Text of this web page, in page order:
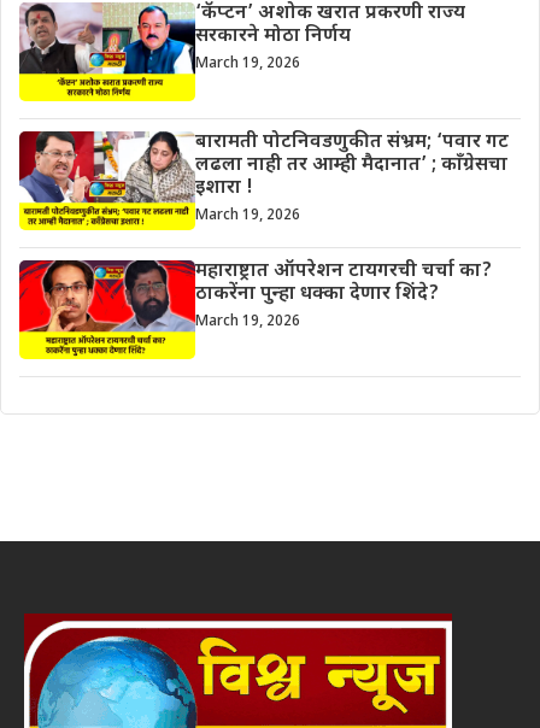
‘कॅप्टन’ अशोक खरात प्रकरणी राज्य
सरकारने मोठा निर्णय
March 19, 2026
बारामती पोटनिवडणुकीत संभ्रम; ‘पवार गट
लढला नाही तर आम्ही मैदानात’ ; काँग्रेसचा
इशारा !
March 19, 2026
महाराष्ट्रात ऑपरेशन टायगरची चर्चा का?
ठाकरेंना पुन्हा धक्का देणार शिंदे?
March 19, 2026